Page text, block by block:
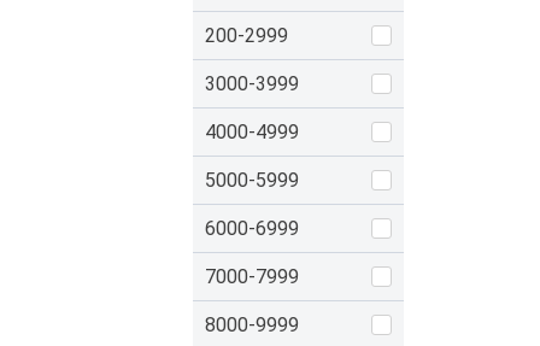
200-2999
3000-3999
4000-4999
5000-5999
6000-6999
7000-7999
8000-9999